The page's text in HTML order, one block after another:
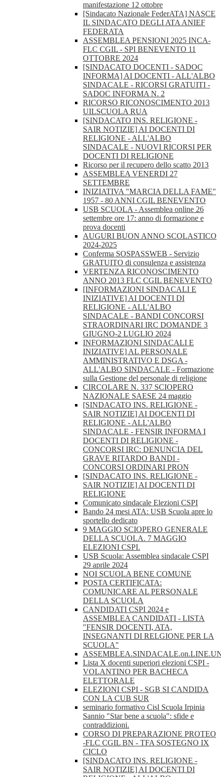
manifestazione 12 ottobre
[Sindacato Nazionale FederATA] NASCE
IL SINDACATO DEGLI ATA ANIEF
FEDERATA
ASSEMBLEA PENSIONI 2025 INCA-
FLC CGIL - SPI BENEVENTO 11
OTTOBRE 2024
[SINDACATO DOCENTI - SADOC
INFORMA] AI DOCENTI - ALL'ALBO
SINDACALE - RICORSI GRATUITI -
SADOC INFORMA N. 2
RICORSO RICONOSCIMENTO 2013
UILSCUOLA RUA
[SINDACATO INS. RELIGIONE -
SAIR NOTIZIE] AI DOCENTI DI
RELIGIONE - ALL'ALBO
SINDACALE - NUOVI RICORSI PER
DOCENTI DI RELIGIONE
Ricorso per il recupero dello scatto 2013
ASSEMBLEA VENERDI 27
SETTEMBRE
INIZIATIVA "MARCIA DELLA FAME"
1957 - 80 ANNI CGIL BENEVENTO
USB SCUOLA - Assemblea online 26
settembre ore 17: anno di formazione e
prova docenti
AUGURI BUON ANNO SCOLASTICO
2024-2025
Conferma SOSPASSWEB - Servizio
GRATUITO di consulenza e assistenza
VERTENZA RICONOSCIMENTO
ANNO 2013 FLC CGIL BENEVENTO
[INFORMAZIONI SINDACALI E
INIZIATIVE] AI DOCENTI DI
RELIGIONE - ALL'ALBO
SINDACALE - BANDI CONCORSI
STRAORDINARI IRC DOMANDE 3
GIUGNO-2 LUGLIO 2024
INFORMAZIONI SINDACALI E
INIZIATIVE] AL PERSONALE
AMMINISTRATIVO E DSGA -
ALL'ALBO SINDACALE - Formazione
sulla Gestione del personale di religione
CIRCOLARE N. 337 SCIOPERO
NAZIONALE SAESE 24 maggio
[SINDACATO INS. RELIGIONE -
SAIR NOTIZIE] AI DOCENTI DI
RELIGIONE - ALL'ALBO
SINDACALE - FENSIR INFORMA I
DOCENTI DI RELIGIONE -
CONCORSI IRC: DENUNCIA DEL
GRAVE RITARDO BANDI -
CONCORSI ORDINARI PRON
[SINDACATO INS. RELIGIONE -
SAIR NOTIZIE] AI DOCENTI DI
RELIGIONE
Comunicato sindacale Elezioni CSPI
Bando 24 mesi ATA: USB Scuola apre lo
sportello dedicato
9 MAGGIO SCIOPERO GENERALE
DELLA SCUOLA. 7 MAGGIO
ELEZIONI CSPI.
USB Scuola: Assemblea sindacale CSPI
29 aprile 2024
NOI SCUOLA BENE COMUNE
POSTA CERTIFICATA:
COMUNICARE AL PERSONALE
DELLA SCUOLA
CANDIDATI CSPI 2024 e
ASSEMBLEA CANDIDATI - LISTA
"FENSIR DOCENTI, ATA,
INSEGNANTI DI RELGIONE PER LA
SCUOLA"
Lista X docenti superiori elezioni CSPI -
VOLANTINO PER BACHECA
ELETTORALE
ELEZIONI CSPI - SGB SI CANDIDA
CON LA CUB SUR
seminario formativo Cisl Scuola Irpinia
Sannio "Star bene a scuola": sfide e
contraddizioni.
CORSO DI PREPARAZIONE PROTEO
-FLC CGIL BN - TFA SOSTEGNO IX
CICLO
[SINDACATO INS. RELIGIONE -
SAIR NOTIZIE] AI DOCENTI DI